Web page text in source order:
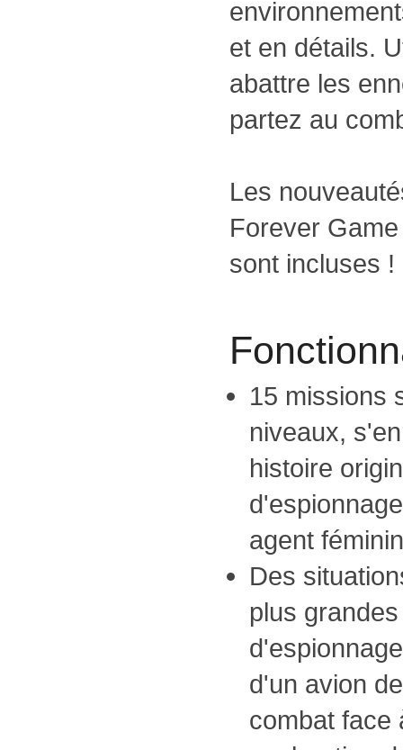
et en détails.
abattre les
partez au
Les
Forever
sont incluses !
15 missions
niveaux,
histoire
agent
Des
plus
d'un avion
combat face